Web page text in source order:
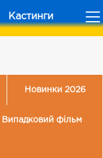
Кастинги
Новинки 2026
Випадковий фільм